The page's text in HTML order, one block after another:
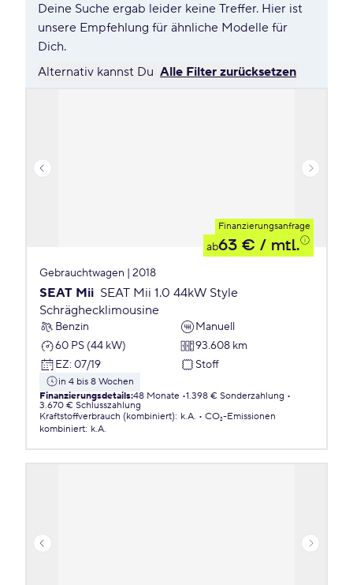
Deine Suche ergab leider keine Treffer. Hier ist
unsere Empfehlung für ähnliche Modelle für
Dich.
Alternativ kannst Du Alle Filter zurücksetzen
Finanzierungsanfrage
ab63 € / mtl.
Gebrauchtwagen | 2018
SEAT Mii SEAT Mii 1.0 44kW Style
Schräghecklimousine
Benzin
Manuell
60 PS (44 kW)
93.608 km
EZ: 07/19 Stoff
in 4 bis 8 Wochen
Finanzierungsdetails:48 Monate 1.398 € Sonderzahlung
3.670 € Schlusszahlung
Kraftstoffverbrauch (kombiniert): k.A.
CO₂-Emissionen
kombiniert: k.A.